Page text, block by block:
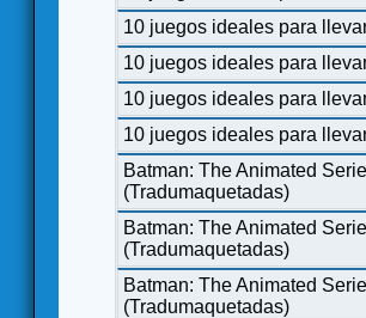
10 juegos ideales para
10 juegos ideales para
10 juegos ideales para
10 juegos ideales para
Batman: The Animated
(Tradumaquetadas)
Batman: The Animated
(Tradumaquetadas)
Batman: The Animated
(Tradumaquetadas)